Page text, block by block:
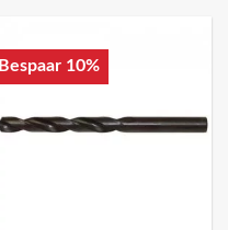
Bespaar 10%